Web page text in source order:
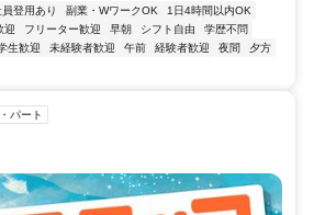
員登用あり 副業・WワークOK
1日4時間以内OK
迎 フリーター歓迎 早朝 シフト自由
学歴不問
生歓迎 未経験者歓迎 午前 経験者歓迎 夜間
夕方
パート